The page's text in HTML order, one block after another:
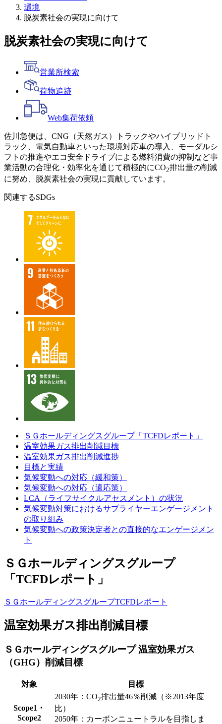
環境
脱炭素社会の実現に向けて
脱炭素社会の実現に向けて
営業所検索
荷物追跡
Web集荷依頼
佐川急便は、CNG（天然ガス）トラックやハイブリッドト
ラック、電気自動車といった環境対応車の導入、モーダルシ
フトの推進やエコ安全ドライブによる燃料消費の抑制など事
業活動の合理化・効率化を通じて積極的にCO2排出量の削減
に努め、脱炭素社会の実現に貢献しています。
関連するSDGs
ＳＧホールディングスグループ「TCFDレポート」
温室効果ガス排出削減目標
温室効果ガス排出削減進捗
目標と実績
気候変動への対応（緩和策）
気候変動への対応（適応策）
LCA（ライフサイクルアセスメント）の状況
気候変動対策におけるサプライヤーエンゲージメント
の取り組み
気候変動への政策決定者との直接的なエンゲージメン
ト
ＳＧホールディングスグループ
「TCFDレポート」
ＳＧホールディングスグループTCFDレポート
温室効果ガス排出削減目標
ＳＧホールディングスグループ 温室効果ガス
（GHG）削減目標
対象 目標
Scope1・
Scope2
2030年：CO2排出量46％削減（※2013年度
比）
2050年：カーボンニュートラルを目指しま